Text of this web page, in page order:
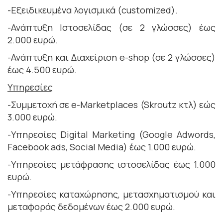
-Εξειδικευμένα λογισμικά (customized).
-Ανάπτυξη Ιστοσελίδας (σε 2 γλώσσες) έως
2.000 ευρώ.
-Ανάπτυξη και Διαχείριση e-shop (σε 2 γλώσσες)
έως 4.500 ευρώ.
Υπηρεσίες
-Συμμετοχή σε e-Marketplaces (Skroutz κτλ) εώς
3.000 ευρώ.
-Υπηρεσίες Digital Marketing (Google Adwords,
Facebook ads, Social Media) έως 1.000 ευρώ.
-Υπηρεσίες μετάφρασης ιστοσελίδας έως 1.000
ευρώ.
-Υπηρεσίες καταχώρησης, μετασχηματισμού και
μεταφοράς δεδομένων έως 2.000 ευρώ.